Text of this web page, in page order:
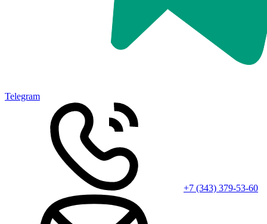
Telegram
+7 (343) 379-53-60